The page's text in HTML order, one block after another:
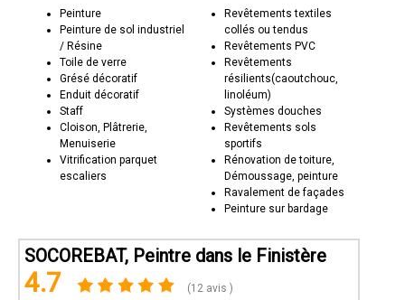
Peinture
Peinture de sol industriel
/ Résine
Toile de verre
Grésé décoratif
Enduit décoratif
Staff
Cloison, Plâtrerie,
Menuiserie
Vitrification parquet
escaliers
Revêtements textiles
collés ou tendus
Revêtements PVC
Revêtements
résilients(caoutchouc,
linoléum)
Systèmes douches
Revêtements sols
sportifs
Rénovation de toiture,
Démoussage, peinture
Ravalement de façades
Peinture sur bardage
SOCOREBAT, Peintre dans le Finistère
4.7 (12 avis )